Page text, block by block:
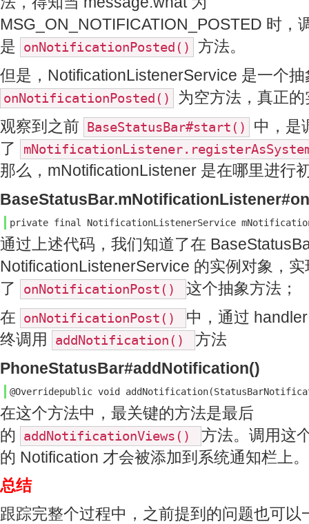
MSG_ON_NOTIFICATION_POSTED 时，
是
onNotificationPosted()
方法。
但是，NotificationListenerService 是一个抽
onNotificationPosted()
为空方法，真正
观察到之前 BaseStatusBar#start()
中，是
了
那么，mNotificationListener 是在哪里进行
private final NotificationListenerService
通过上述代码，我们知道了在
NotificationListenerService 的实例对象，实
了
onNotificationPost()
这个抽象方法；
在 onNotificationPost()
中，通过
终调用
addNotification()
方法
PhoneStatusBar#addNotification()
@Overridepublic void
在这个方法中，最关键的方法是最后
的
addNotificationViews()
方法。调用这
的 Notification 才会被添加到系统通知栏上。
总结
跟踪完整个过程中，之前提到的问题也可以